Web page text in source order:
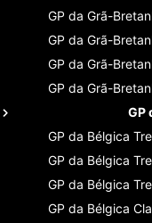
GP da Grã-
GP da Grã-
GP da Grã-
GP da Grã-
GP
GP da Bélgica
GP da Bélgica
GP da Bélgica
GP da Bélgica